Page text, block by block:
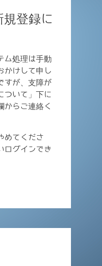
登録に
ム処理は手動
かけして申し
すが、支障が
ついて」下に
からご連絡く
めてくださ
ログインでき